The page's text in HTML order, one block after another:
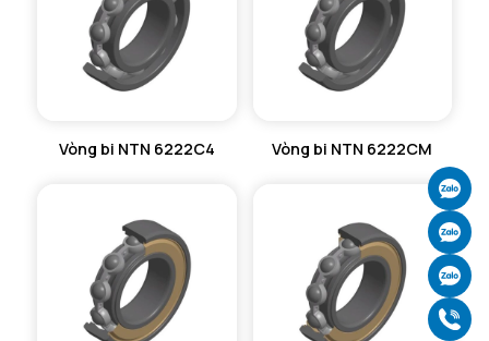
Vòng bi NTN 6222C4 Vòng bi NTN 6222CM